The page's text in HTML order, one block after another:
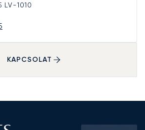
LV-1010
KAPCSOLAT